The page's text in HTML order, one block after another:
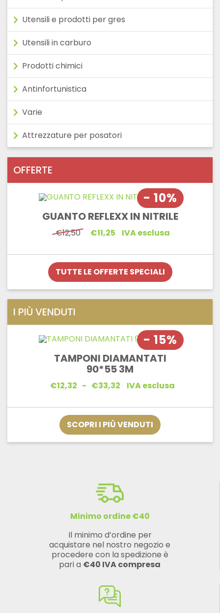
Utensili e prodotti per gres
Utensili in carburo
Prodotti chimici
Antinfortunistica
Varie
Attrezzature per posatori
OFFERTE
- 10%
GUANTO REFLEXX IN NITRILE
€12,50 Il
era:
€12,50.
€11,25
Il
è:
€11,25.
IVA esclusa
TUTTE LE OFFERTE SPECIALI
I PIÙ VENDUTI
- 15%
TAMPONI DIAMANTATI
90*55 3M
€12,32 - €33,32Fascia
di
da
€12,32
a
€33,32
IVA esclusa
SCOPRI I PIÙ VENDUTI
Minimo ordine €40
Il minimo d’ordine per
acquistare nel nostro negozio e
procedere con la spedizione è
pari a €40 IVA compresa